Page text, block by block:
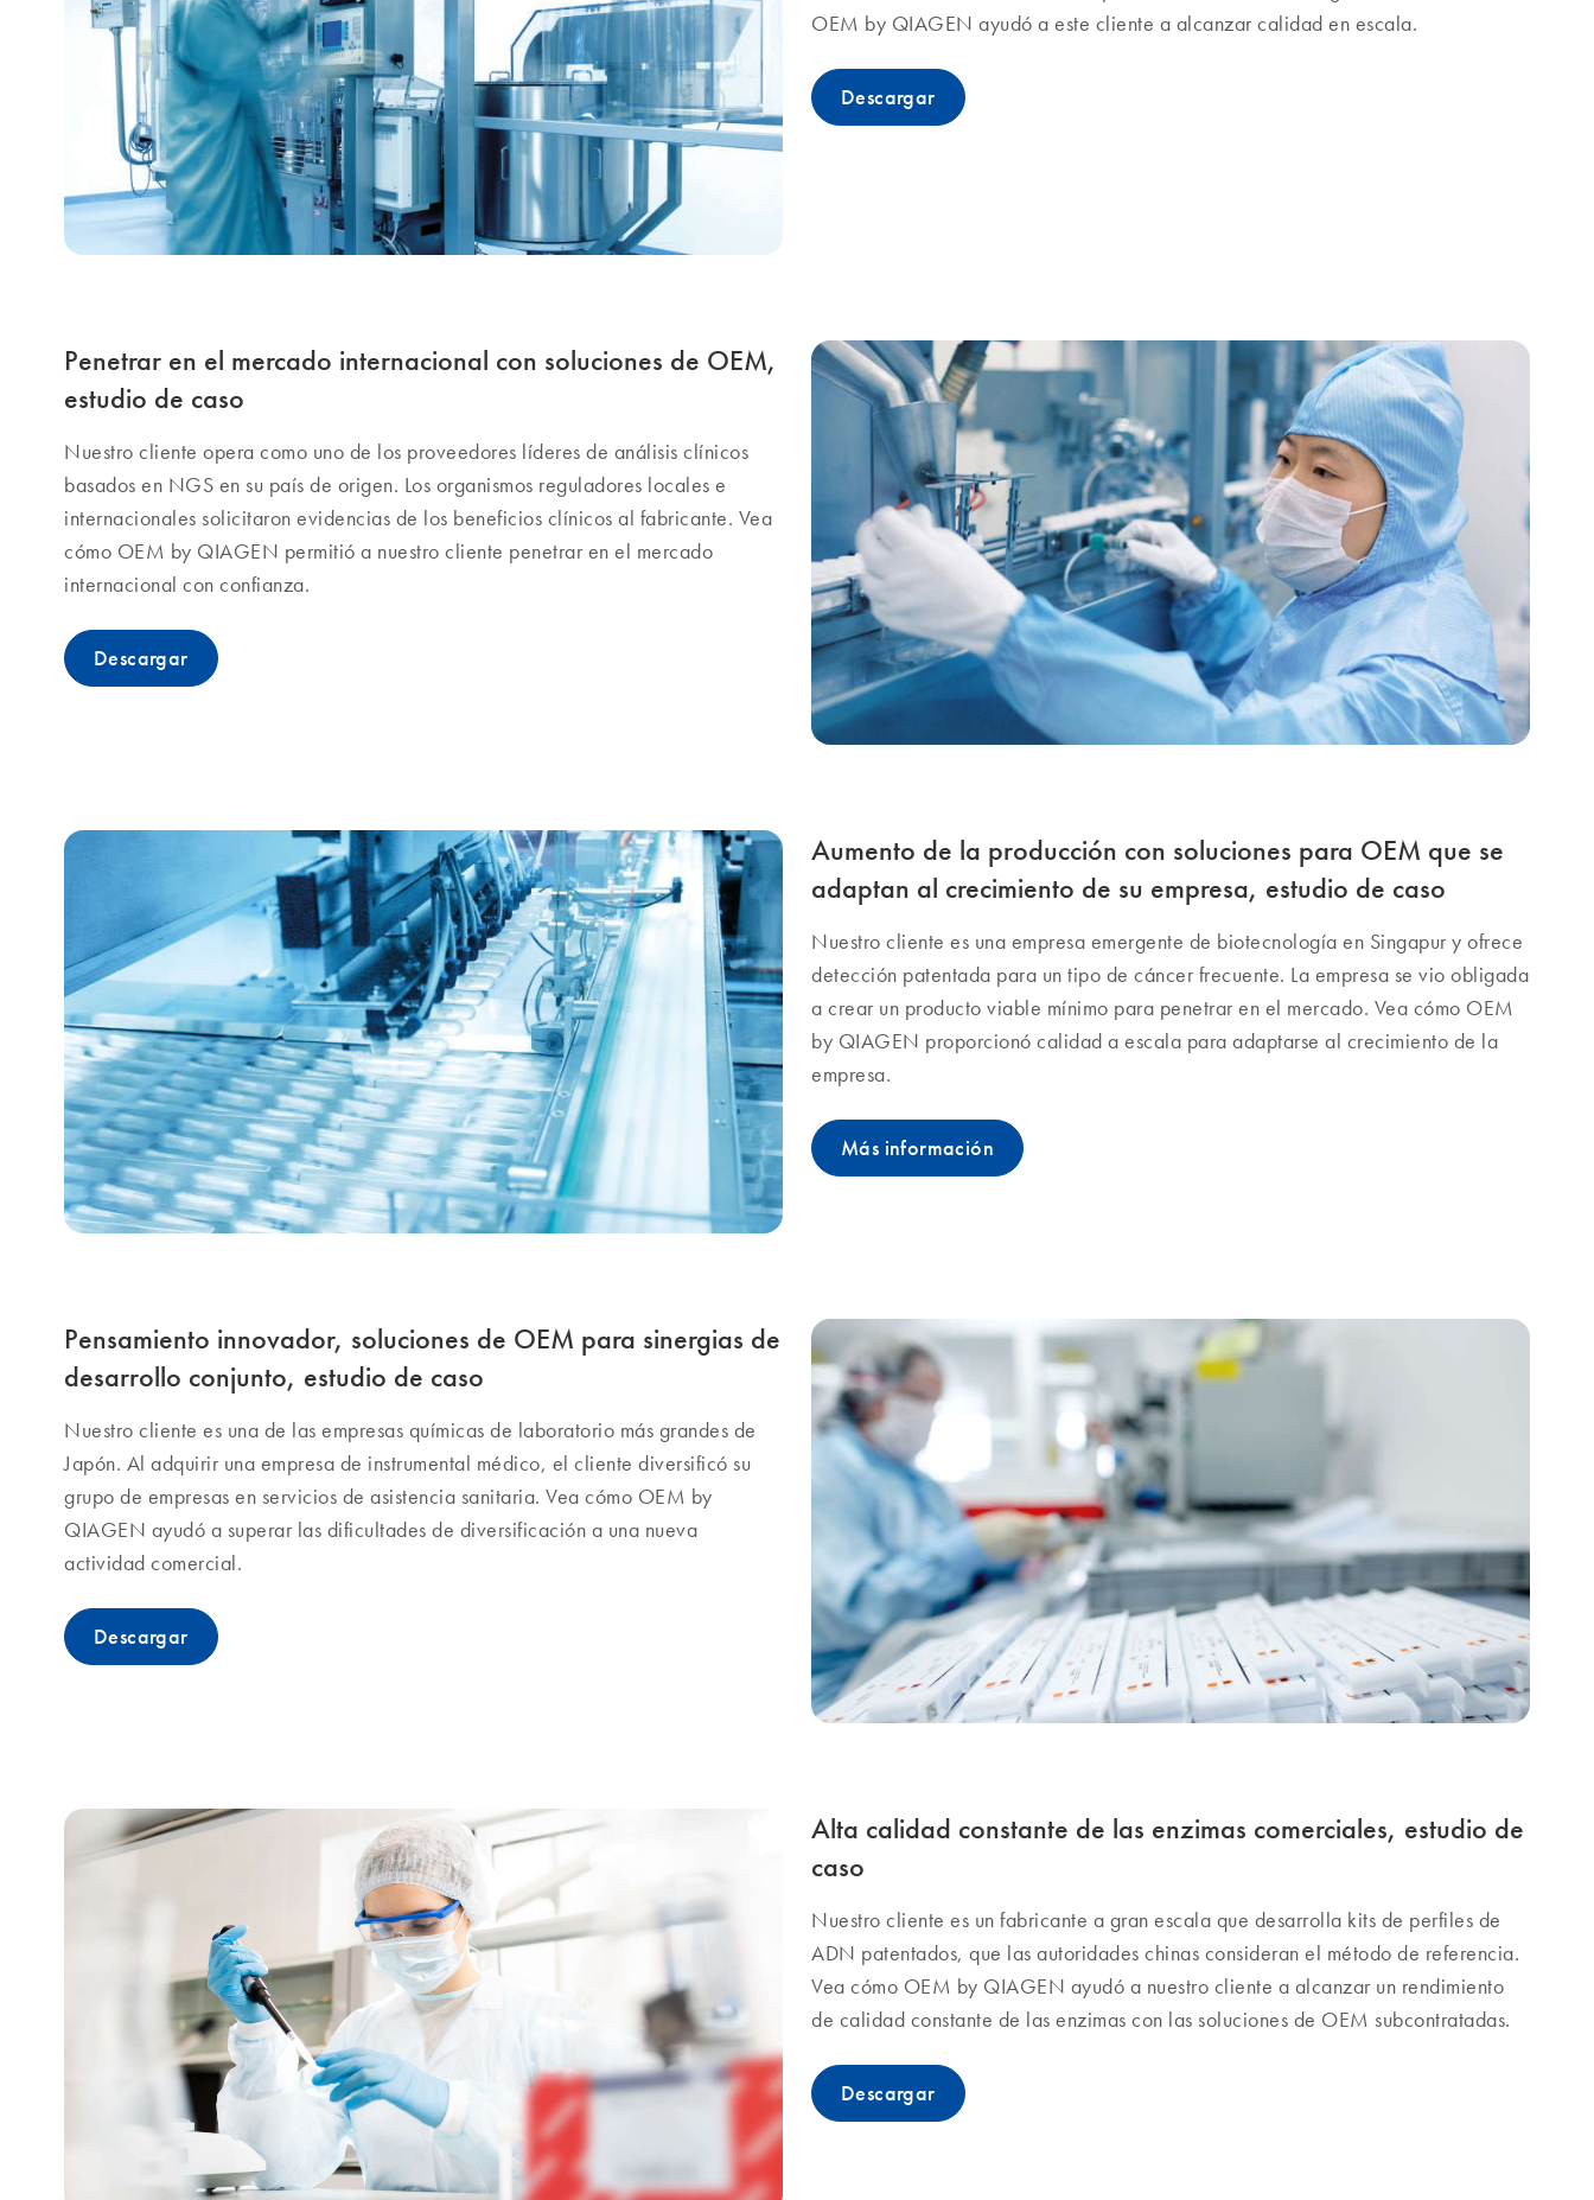
OEM by QIAGEN ayudó a este cliente a alcanzar calidad en escala.
Descargar
Penetrar en el mercado internacional con soluciones de OEM,
estudio de caso
Nuestro cliente opera como uno de los proveedores líderes de análisis clínicos
basados en NGS en su país de origen. Los organismos reguladores locales e
internacionales solicitaron evidencias de los beneficios clínicos al fabricante. Vea
cómo OEM by QIAGEN permitió a nuestro cliente penetrar en el mercado
internacional con confianza.
Descargar
Aumento de la producción con soluciones para OEM que se
adaptan al crecimiento de su empresa, estudio de caso
Nuestro cliente es una empresa emergente de biotecnología en Singapur y ofrece
detección patentada para un tipo de cáncer frecuente. La empresa se vio obligada
a crear un producto viable mínimo para penetrar en el mercado. Vea cómo OEM
by QIAGEN proporcionó calidad a escala para adaptarse al crecimiento de la
empresa.
Más información
Pensamiento innovador, soluciones de OEM para sinergias de
desarrollo conjunto, estudio de caso
Nuestro cliente es una de las empresas químicas de laboratorio más grandes de
Japón. Al adquirir una empresa de instrumental médico, el cliente diversificó su
grupo de empresas en servicios de asistencia sanitaria. Vea cómo OEM by
QIAGEN ayudó a superar las dificultades de diversificación a una nueva
actividad comercial.
Descargar
Alta calidad constante de las enzimas comerciales, estudio de
caso
Nuestro cliente es un fabricante a gran escala que desarrolla kits de perfiles de
ADN patentados, que las autoridades chinas consideran el método de referencia.
Vea cómo OEM by QIAGEN ayudó a nuestro cliente a alcanzar un rendimiento
de calidad constante de las enzimas con las soluciones de OEM subcontratadas.
Descargar